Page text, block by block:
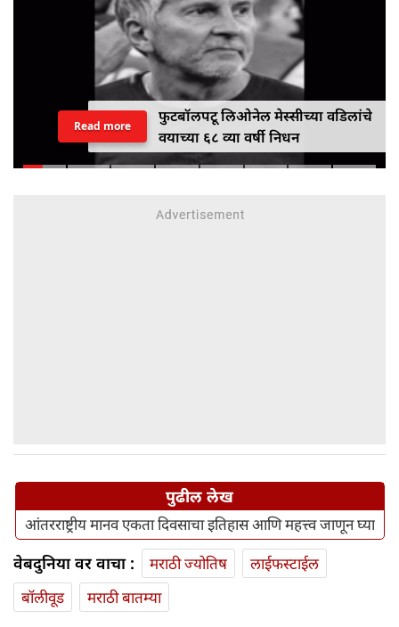
फुटबॉलपटू लिओनेल मेस्सीच्या वडिलांचे
वयाच्या ६८ व्या वर्षी निधन
Read more
पुढील लेख
आंतरराष्ट्रीय मानव एकता दिवसाचा इतिहास आणि महत्त्व जाणून घ्या
वेबदुनिया वर वाचा : मराठी ज्योतिष
लाईफस्टाईल
बॉलीवूड
मराठी बातम्या